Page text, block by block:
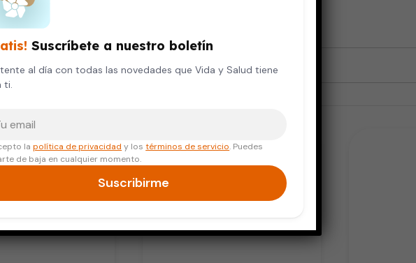
Suscríbete a nuestro boletín
al día con todas las novedades que Vida y Salud tiene
ti.
lapolítica de privacidad y lostérminos de servicio. Puedes
de baja en cualquier momento.
Suscribirme